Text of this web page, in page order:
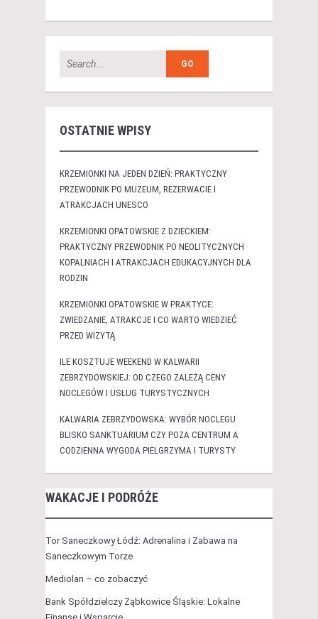
OSTATNIE WPISY
KRZEMIONKI NA JEDEN DZIEŃ: PRAKTYCZNY
PRZEWODNIK PO MUZEUM, REZERWACIE I
ATRAKCJACH UNESCO
KRZEMIONKI OPATOWSKIE Z DZIECKIEM:
PRAKTYCZNY PRZEWODNIK PO NEOLITYCZNYCH
KOPALNIACH I ATRAKCJACH EDUKACYJNYCH DLA
RODZIN
KRZEMIONKI OPATOWSKIE W PRAKTYCE:
ZWIEDZANIE, ATRAKCJE I CO WARTO WIEDZIEĆ
PRZED WIZYTĄ
ILE KOSZTUJE WEEKEND W KALWARII
ZEBRZYDOWSKIEJ: OD CZEGO ZALEŻĄ CENY
NOCLEGÓW I USŁUG TURYSTYCZNYCH
KALWARIA ZEBRZYDOWSKA: WYBÓR NOCLEGU
BLISKO SANKTUARIUM CZY POZA CENTRUM A
CODZIENNA WYGODA PIELGRZYMA I TURYSTY
WAKACJE I PODRÓŻE
Tor Saneczkowy Łódź: Adrenalina i Zabawa na
Saneczkowym Torze
Mediolan – co zobaczyć
Bank Spółdzielczy Ząbkowice Śląskie: Lokalne